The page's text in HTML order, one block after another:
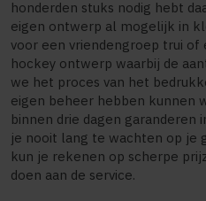
honderden stuks nodig hebt
eigen ontwerp al mogelijk in
voor een vriendengroep trui of
hockey ontwerp waarbij de
we het proces van het
eigen beheer hebben kunnen
binnen drie dagen garanderen
je nooit lang te wachten op je
kun je rekenen op scherpe
doen aan de service.